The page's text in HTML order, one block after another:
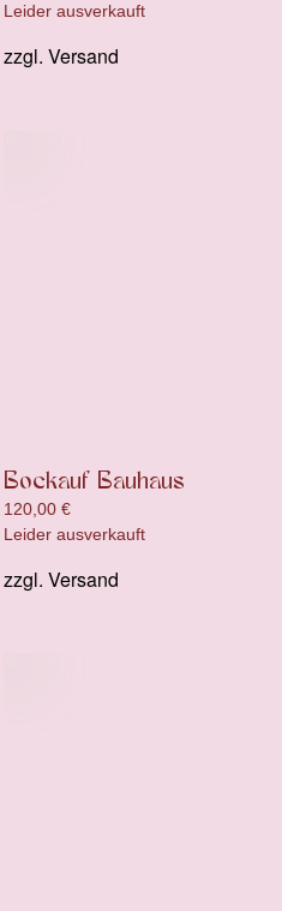
Leider ausverkauft
zzgl. Versand
Bockauf Bauhaus
120,00 €
Leider ausverkauft
zzgl. Versand